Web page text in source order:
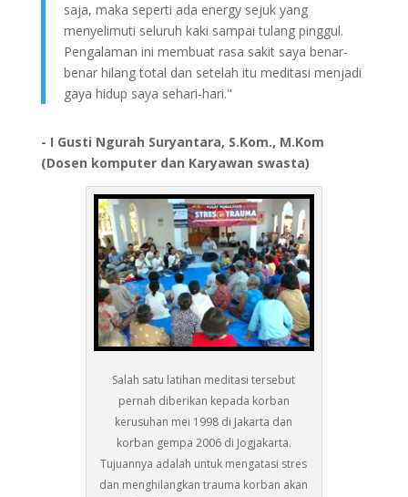
saja, maka seperti ada energy sejuk yang
menyelimuti seluruh kaki sampai tulang pinggul.
Pengalaman ini membuat rasa sakit saya benar-
benar hilang total dan setelah itu meditasi menjadi
gaya hidup saya sehari-hari."
- I Gusti Ngurah Suryantara, S.Kom., M.Kom
(Dosen komputer dan Karyawan swasta)
Salah satu latihan meditasi tersebut
pernah diberikan kepada korban
kerusuhan mei 1998 di Jakarta dan
korban gempa 2006 di Jogjakarta.
Tujuannya adalah untuk mengatasi stres
dan menghilangkan trauma korban akan